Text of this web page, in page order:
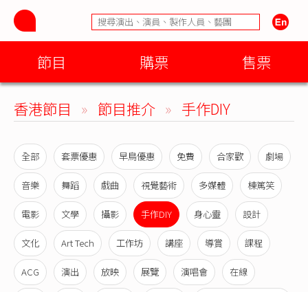
節目 購票 售票
香港節目 » 節目推介 » 手作DIY
全部 套票優惠 早鳥優惠 免費 合家歡 劇場
音樂 舞蹈 戲曲 視覺藝術 多媒體 棟篤笑
電影 文學 攝影 手作DIY 身心靈 設計
文化 Art Tech 工作坊 講座 導賞 課程
ACG 演出 放映 展覽 演唱會 在線